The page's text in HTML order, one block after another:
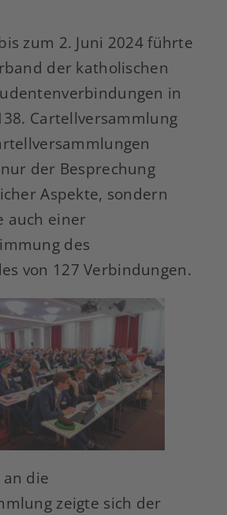
zum 2. Juni 2024 führte
der katholischen
in
Cartellversammlung
der Besprechung
Aspekte, sondern
auch einer
des
von 127 Verbindungen.
an die
zeigte sich der